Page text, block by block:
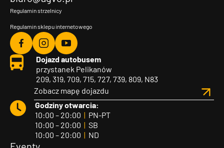
Regulamin strzelnicy
Regulamin sklepu internetowego
Agvo
Facebook
Agvo
Instagram
Agvo
YouTube
Dojazd autobusem
przystanek Pelikanów
209, 319, 709, 715, 727, 739, 809, N83
Zobacz mapę dojazdu
Godziny otwarcia:
10:00 – 20:00 | PN-PT
10:00 – 20:00 | SB
10:00 – 20:00 | ND